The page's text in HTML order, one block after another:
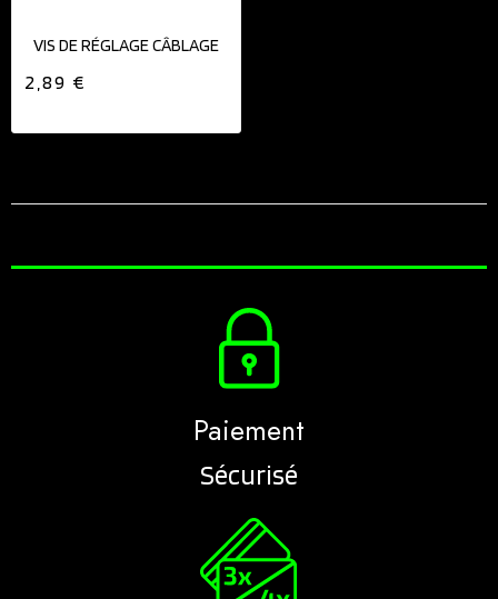
VIS DE RÉGLAGE CÂBLAGE
2,89 €
Paiement
Sécurisé